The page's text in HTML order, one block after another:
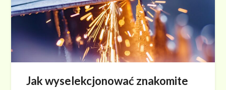
Jak wyselekcjonować znakomite